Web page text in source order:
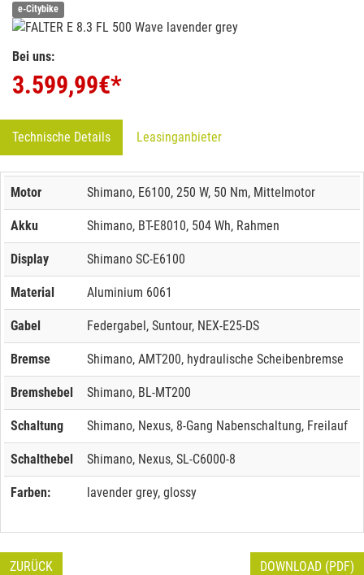
e-Citybike
Bei uns:
3.599,99€*
Technische Details Leasinganbieter
Motor Shimano, E6100, 250 W, 50 Nm, Mittelmotor
Akku Shimano, BT-E8010, 504 Wh, Rahmen
Display Shimano SC-E6100
Material Aluminium 6061
Gabel Federgabel, Suntour, NEX-E25-DS
Bremse Shimano, AMT200, hydraulische Scheibenbremse
Bremshebel Shimano, BL-MT200
Schaltung Shimano, Nexus, 8-Gang Nabenschaltung, Freilauf
Schalthebel Shimano, Nexus, SL-C6000-8
Farben: lavender grey, glossy
ZURÜCK DOWNLOAD (PDF)